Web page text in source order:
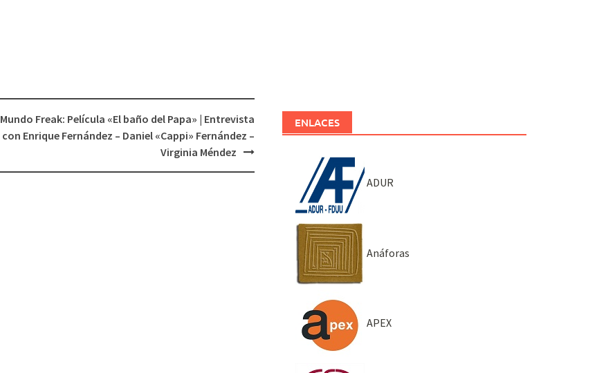
el
volumen.
Mundo Freak: Película «El baño del Papa» | Entrevista
con Enrique Fernández – Daniel «Cappi» Fernández –
Virginia Méndez
ENLACES
ADUR
Anáforas
APEX